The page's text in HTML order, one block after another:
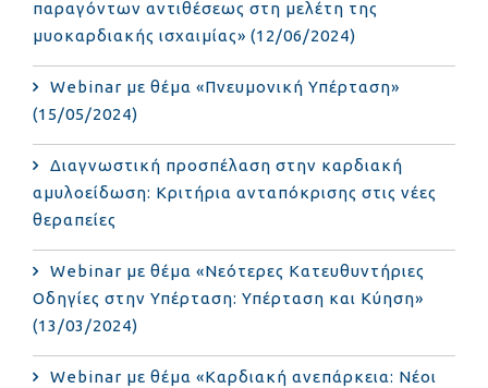
παραγόντων αντιθέσεως στη μελέτη της
μυοκαρδιακής ισχαιμίας» (12/06/2024)
Webinar με θέμα «Πνευμονική Υπέρταση»
(15/05/2024)
Διαγνωστική προσπέλαση στην καρδιακή
αμυλοείδωση: Κριτήρια ανταπόκρισης στις νέες
θεραπείες
Webinar με θέμα «Νεότερες Κατευθυντήριες
Οδηγίες στην Υπέρταση: Υπέρταση και Κύηση»
(13/03/2024)
Webinar με θέμα «Καρδιακή ανεπάρκεια: Νέοι